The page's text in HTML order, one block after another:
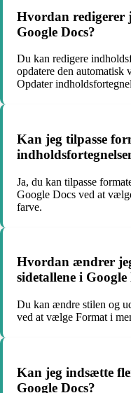
Hvordan redigerer
Google Docs?
Du kan redigere
opdatere den
Opdater
Kan jeg tilpasse
Ja, du kan tilpasse
Google Docs ved at
farve.
Hvordan ændrer
sidetallene i Google
Du kan ændre stilen og
ved at vælge Format i
Kan jeg indsætte
Google Docs?